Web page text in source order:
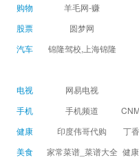
货,股指期货,手机炒
股,股票软件,炒股软
件，免费炒股软
软件,证
购物
羊毛网-赚
股票
圆梦网
汽车
锦隆驾校,上海锦隆
电视 网易电视
手机
手机频道
健康
印度伟哥代购
丁
美食
家常菜谱_菜谱大全 健